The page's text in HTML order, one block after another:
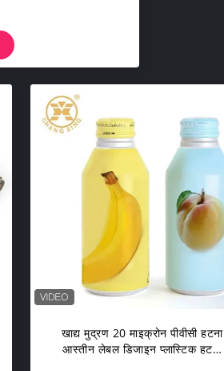
खाद्य मुद्रण 20 माइक्रोन पीवीसी हटना
आस्तीन लेबल डिजाइन प्लास्टिक हटना